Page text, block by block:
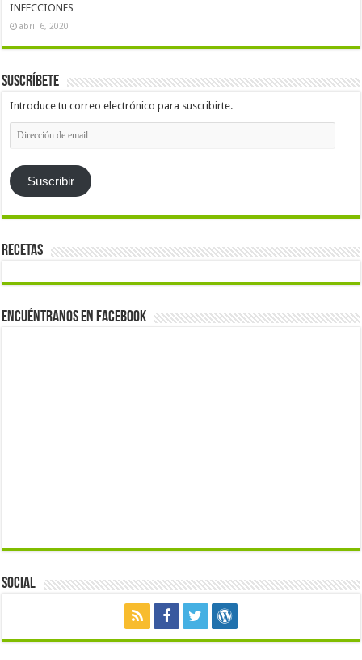
INFECCIONES
abril 6, 2020
Suscríbete
Introduce tu correo electrónico para suscribirte.
Dirección
de
Suscribir
Recetas
Encuéntranos en Facebook
Social